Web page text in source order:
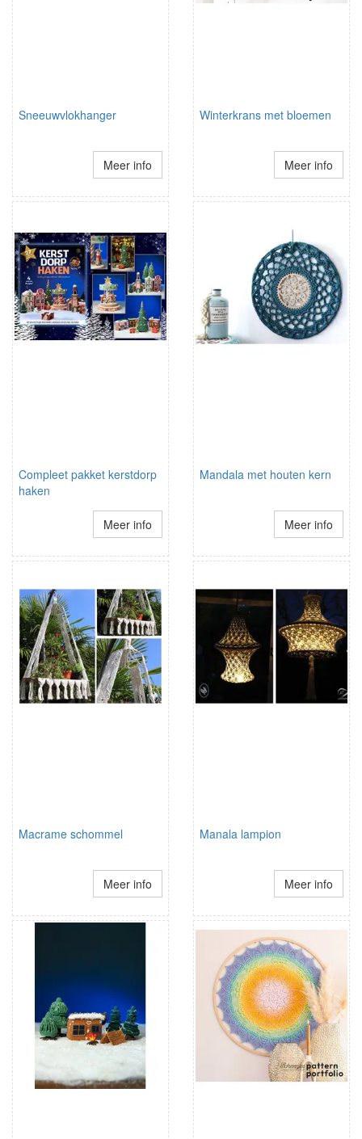
Sneeuwvlokhanger
Meer info
Winterkrans met bloemen
Meer info
Compleet pakket kerstdorp
haken
Meer info
Mandala met houten kern
Meer info
Macrame schommel
Meer info
Manala lampion
Meer info